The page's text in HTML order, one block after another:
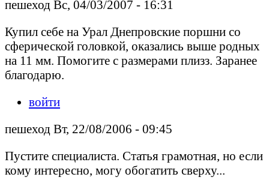
пешеход Вс, 04/03/2007 - 16:31
Купил себе на Урал Днепровские поршни со
сферической головкой, оказались выше родных
на 11 мм. Помогите с размерами плизз. Заранее
благодарю.
войти
пешеход Вт, 22/08/2006 - 09:45
Пустите специалиста. Статья грамотная, но если
кому интересно, могу обогатить сверху...